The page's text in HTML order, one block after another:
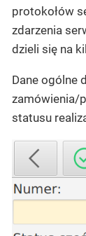
protokołów
zdarzenia
dzieli się na
Dane ogólne
zamówienia/
statusu